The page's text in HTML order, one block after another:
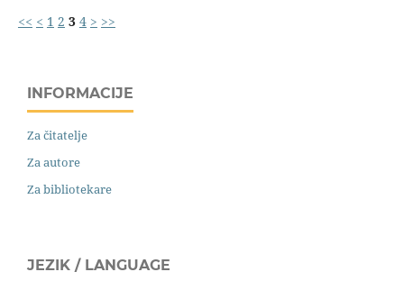
<< < 1 2 3 4 > >>
INFORMACIJE
Za čitatelje
Za autore
Za bibliotekare
JEZIK / LANGUAGE